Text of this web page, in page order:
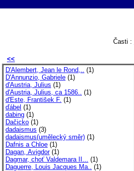
Časti :
<<
D'Alembert, Jean le Rond,.. (1)
D'Annunzio, Gabriele (1)
d'Austria, Julius (1)
d'Austria, Julius, ca 1586.. (1)
d'Este, František F. (1)
ďábel (1)
dabing (1)
Dačicko (1)
dadaismus (3)
dadaismus(umělecký směr) (1)
Dafnis a Chloe (1)
Dagan, Avigdor(1)
Dagmar, choť Valdemara II... (1)
Daguerre, Louis Jacques Ma.. (1)